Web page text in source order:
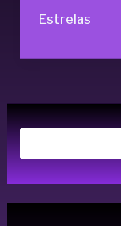
Estrelas